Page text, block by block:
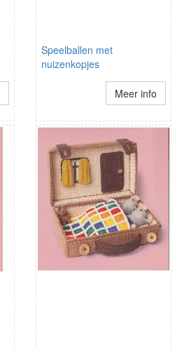
Speelballen met
nuizenkopjes
Meer info